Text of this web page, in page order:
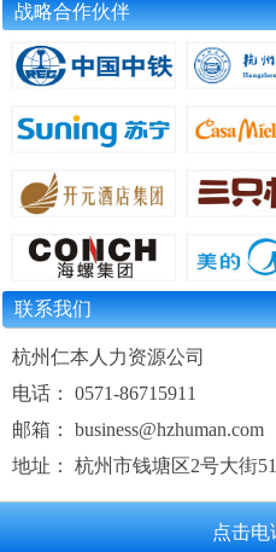
战略合作伙伴
联系我们
杭州仁本人力资源公司
电话： 0571-86715911
邮箱： business@hzhuman.com
地址： 杭州市钱塘区2号大街
点击电